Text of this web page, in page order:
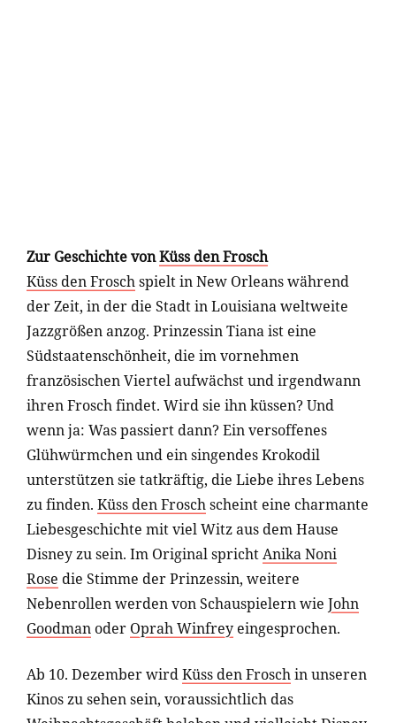
Zur Geschichte vonKüss den Frosch
Küss den Froschspielt in New Orleans während
der Zeit, in der die Stadt in Louisiana weltweite
Jazzgrößen anzog. Prinzessin Tiana ist eine
Südstaatenschönheit, die im vornehmen
französischen Viertel aufwächst und irgendwann
ihren Frosch findet. Wird sie ihn küssen? Und
wenn ja: Was passiert dann? Ein versoffenes
Glühwürmchen und ein singendes Krokodil
unterstützen sie tatkräftig, die Liebe ihres Lebens
zu finden. Küss den Froschscheint eine charmante
Liebesgeschichte mit viel Witz aus dem Hause
Disney zu sein. Im Original sprichtAnika Noni
Rose die Stimme der Prinzessin, weitere
Nebenrollen werden von Schauspielern wie John
Goodman oder Oprah Winfrey eingesprochen.
Ab 10. Dezember wirdKüss den Froschin unseren
Kinos zu sehen sein, voraussichtlich das